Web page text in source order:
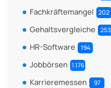
Fachkräftemangel 202
Gehaltsvergleiche 253
HR-Software 194
Jobbörsen 1.176
Karrieremessen 97